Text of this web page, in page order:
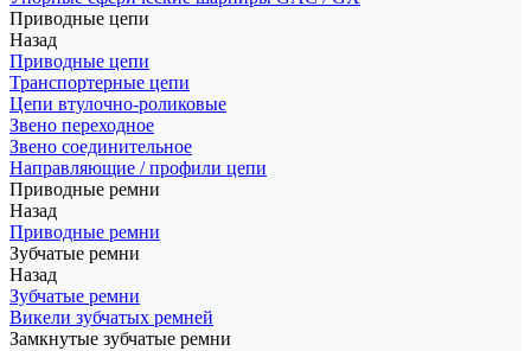
Приводные цепи
Назад
Приводные цепи
Транспортерные цепи
Цепи втулочно-роликовые
Звено переходное
Звено соединительное
Направляющие / профили цепи
Приводные ремни
Назад
Приводные ремни
Зубчатые ремни
Назад
Зубчатые ремни
Викели зубчатых ремней
Замкнутые зубчатые ремни